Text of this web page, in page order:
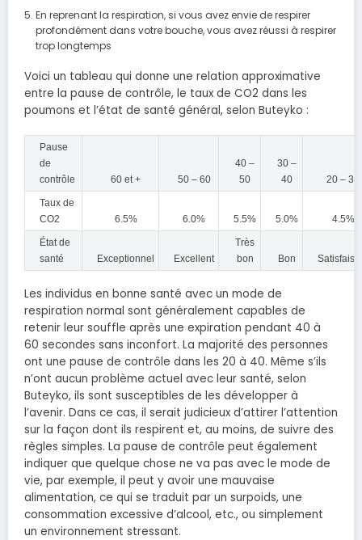
En reprenant la respiration, si vous avez envie de respirer
profondément dans votre bouche, vous avez réussi à respirer
trop longtemps
Voici un tableau qui donne une relation approximative
entre la pause de contrôle, le taux de CO2 dans les
poumons et l’état de santé général, selon Buteyko :
Pause
de
contrôle
60 et + 50 – 60
40 –
50
30 –
40
20 – 30
Taux de
CO2
6.5% 6.0% 5.5% 5.0% 4.5%
État de
santé
Exceptionnel Excellent
Très
bon
Bon
Les individus en bonne santé avec un mode de
respiration normal sont généralement capables de
retenir leur souffle après une expiration pendant 40 à
60 secondes sans inconfort. La majorité des personnes
ont une pause de contrôle dans les 20 à 40. Même s’ils
n’ont aucun problème actuel avec leur santé, selon
Buteyko, ils sont susceptibles de les développer à
l’avenir. Dans ce cas, il serait judicieux d’attirer l’attention
sur la façon dont ils respirent et, au moins, de suivre des
règles simples. La pause de contrôle peut également
indiquer que quelque chose ne va pas avec le mode de
vie, par exemple, il peut y avoir une mauvaise
alimentation, ce qui se traduit par un surpoids, une
consommation excessive d’alcool, etc., ou simplement
un environnement stressant.